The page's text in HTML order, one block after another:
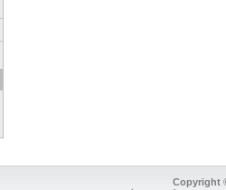
Copyright